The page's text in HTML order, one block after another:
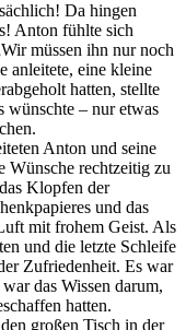
Da hingen
Anton fühlte sich
müssen ihn nur noch
anleitete, eine kleine
hatten, stellte
wünschte – nur etwas
Anton und seine
Wünsche rechtzeitig zu
Klopfen der
und das
mit frohem Geist. Als
und die letzte Schleife
Zufriedenheit. Es war
das Wissen darum,
hatten.
großen Tisch in der